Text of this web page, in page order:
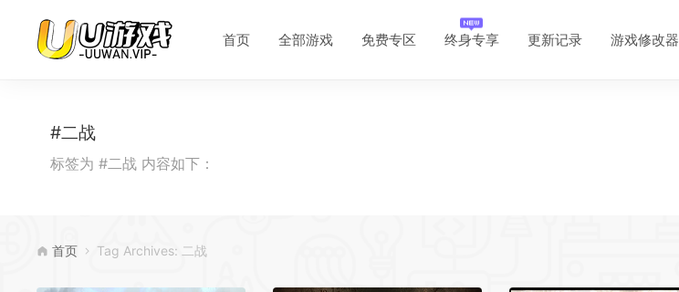
首页 全部游戏 免费专区 终身专享 更新记录 游戏修改器
#二战
标签为 #二战 内容如下：
首页 Tag Archives: 二战